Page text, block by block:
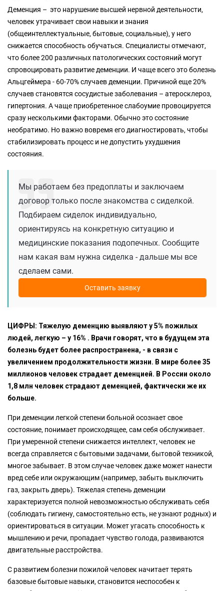
Деменция – это нарушение высшей нервной деятельности,
человек утрачивает свои навыки и знания
(общеинтеллектуальные, бытовые, социальные), у него
снижается способность обучаться. Специалисты отмечают,
что более 200 различных патологических состояний могут
спровоцировать развитие деменции. И чаще всего это болезнь
Альцгеймера - 60-70% случаев деменции. Причиной еще 20%
случаев становятся сосудистые заболевания – атеросклероз,
гипертония. А чаще приобретенное слабоумие провоцируется
сразу несколькими факторами. Обычно это состояние
необратимо. Но важно вовремя его диагностировать, чтобы
стабилизировать процесс и не допустить ухудшения
состояния.
Мы работаем без предоплаты и заключаем
договор только после знакомства с сиделкой.
Подбираем сиделок индивидуально,
ориентируясь на конкретную ситуацию и
медицинские показания подопечных. Сообщите
нам какая вам нужна сиделка - дальше мы все
сделаем сами.
Оставить заявку
ЦИФРЫ: Тяжелую деменцию выявляют у 5% пожилых
людей, легкую – у 16% . Врачи говорят, что в будущем эта
болезнь будет более распространена, - в связи с
увеличением продолжительности жизни. В мире более 35
миллионов человек страдает деменцией. В России около
1,8 млн человек страдают деменцией, фактически же их
больше.
При деменции легкой степени больной осознает свое
состояние, понимает происходящее, сам себя обслуживает.
При умеренной степени снижается интеллект, человек не
всегда справляется с бытовыми задачами, бытовой техникой,
многое забывает. В этом случае человек даже может нанести
вред себе или окружающим (например, забыть выключить
газ, закрыть дверь). Тяжелая степень деменции
характеризуется полной невозможностью обслуживать себя
(соблюдать гигиену, самостоятельно есть, не узнают родных) и
ориентироваться в ситуации. Может угасать способность к
мышлению и речи, пропадает чувство голода, развиваются
двигательные расстройства.
С развитием болезни пожилой человек начитает терять
базовые бытовые навыки, становится неспособен к